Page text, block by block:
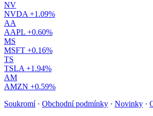
NV
NVDA +1.09%
AA
AAPL +0.60%
MS
MSFT +0.16%
TS
TSLA +1.94%
AM
AMZN +0.59%
Soukromí · Obchodní podmínky · Novinky ·